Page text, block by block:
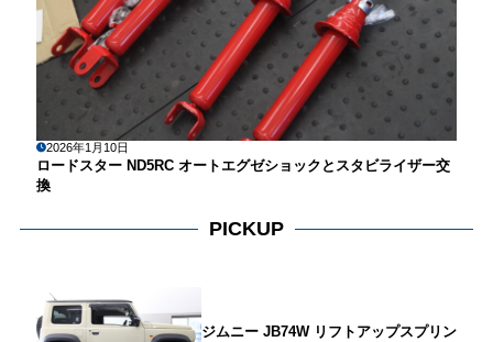
2026年1月10日
ロードスター ND5RC オートエグゼショックとスタビライザー交
換
PICKUP
ジムニー JB74W リフトアップスプリン